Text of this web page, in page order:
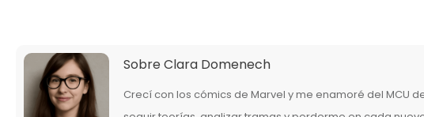
SobreClara Domenech
Crecí con los cómics de Marvel y me enamoré del MCU